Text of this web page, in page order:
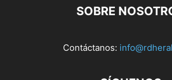
SOBRE
Contáctanos: